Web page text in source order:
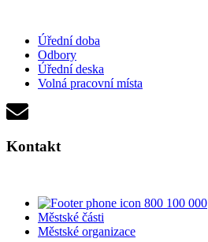
Úřední doba
Odbory
Úřední deska
Volná pracovní místa
Kontakt
800 100 000
Městské části
Městské organizace